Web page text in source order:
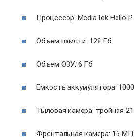
Процессор: MediaTek Helio
Объем памяти: 128 Гб
Объем ОЗУ: 6 Гб
Емкость аккумулятора:
Тыловая камера: тройная
Фронтальная камера: 16 МП